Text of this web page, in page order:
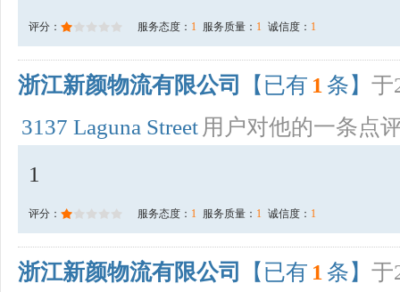
评分： 服务态度： 1 服务质量： 1 诚信度： 1
浙江新颜物流有限公司 【已有 1 条】 于
3137 Laguna Street 用户对他的一条点
1
评分： 服务态度： 1 服务质量： 1 诚信度： 1
浙江新颜物流有限公司 【已有 1 条】 于